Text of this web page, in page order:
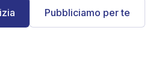
Pubbliciamo per te